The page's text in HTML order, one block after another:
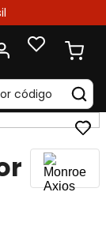
código